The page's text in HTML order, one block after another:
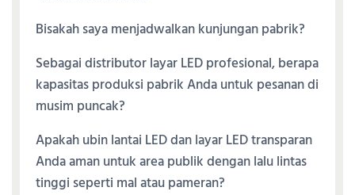
Bisakah saya menjadwalkan kunjungan pabrik?
Sebagai distributor layar LED profesional, berapa
kapasitas produksi pabrik Anda untuk pesanan di
musim puncak?
Apakah ubin lantai LED dan layar LED transparan
Anda aman untuk area publik dengan lalu lintas
tinggi seperti mal atau pameran?